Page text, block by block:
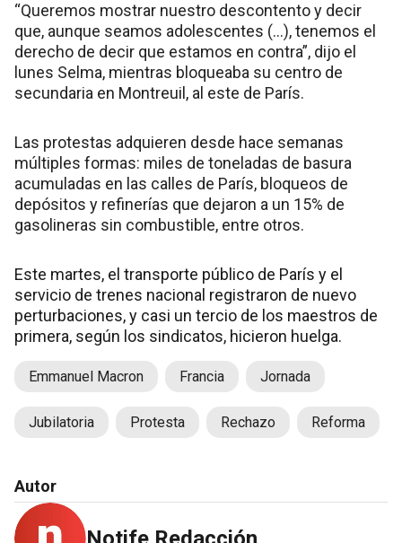
“Queremos mostrar nuestro descontento y decir
que, aunque seamos adolescentes (…), tenemos el
derecho de decir que estamos en contra”, dijo el
lunes Selma, mientras bloqueaba su centro de
secundaria en Montreuil, al este de París.
Las protestas adquieren desde hace semanas
múltiples formas: miles de toneladas de basura
acumuladas en las calles de París, bloqueos de
depósitos y refinerías que dejaron a un 15% de
gasolineras sin combustible, entre otros.
Este martes, el transporte público de París y el
servicio de trenes nacional registraron de nuevo
perturbaciones, y casi un tercio de los maestros de
primera, según los sindicatos, hicieron huelga.
Emmanuel Macron Francia Jornada
Jubilatoria Protesta Rechazo Reforma
Autor